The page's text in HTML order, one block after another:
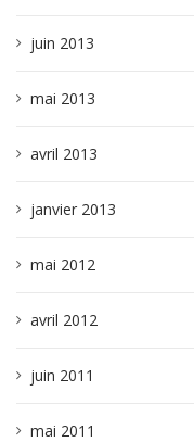
juin 2013
mai 2013
avril 2013
janvier 2013
mai 2012
avril 2012
juin 2011
mai 2011